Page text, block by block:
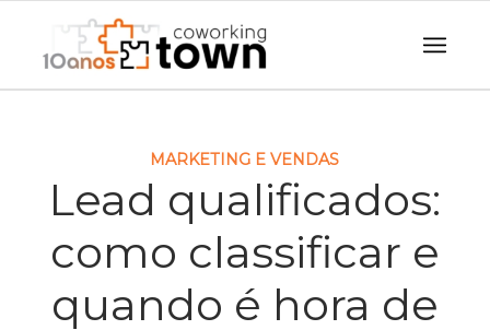
MARKETING E VENDAS
Lead qualificados:
como classificar e
quando é hora de